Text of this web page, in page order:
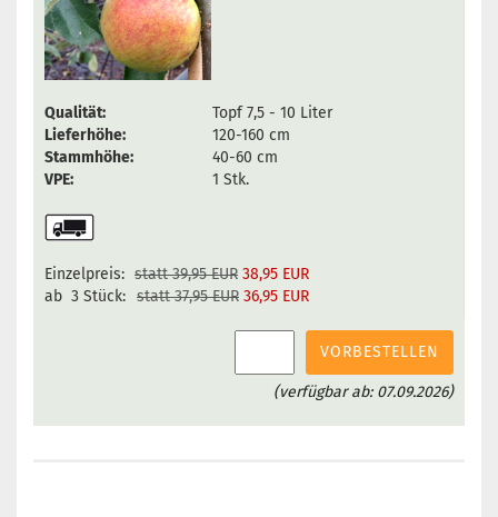
Qualität:
Topf 7,5 - 10 Liter
Lieferhöhe:
120-160 cm
Stammhöhe:
40-60 cm
VPE:
1 Stk.
Einzelpreis: statt 39,95 EUR 38,95 EUR
ab 3 Stück: statt 37,95 EUR 36,95 EUR
VORBESTELLEN
(verfügbar ab: 07.09.2026)